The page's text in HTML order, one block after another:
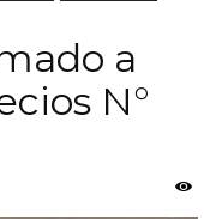
a
N°